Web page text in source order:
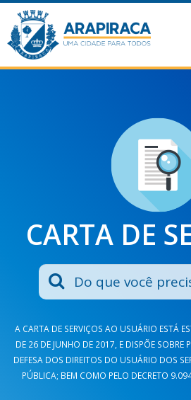
CARTA DE
A CARTA DE SERVIÇOS AO USUÁRIO ESTÁ
DE 26 DE JUNHO DE 2017, E DISPÕE SOBRE
DEFESA DOS DIREITOS DO USUÁRIO DOS
PÚBLICA; BEM COMO PELO DECRETO